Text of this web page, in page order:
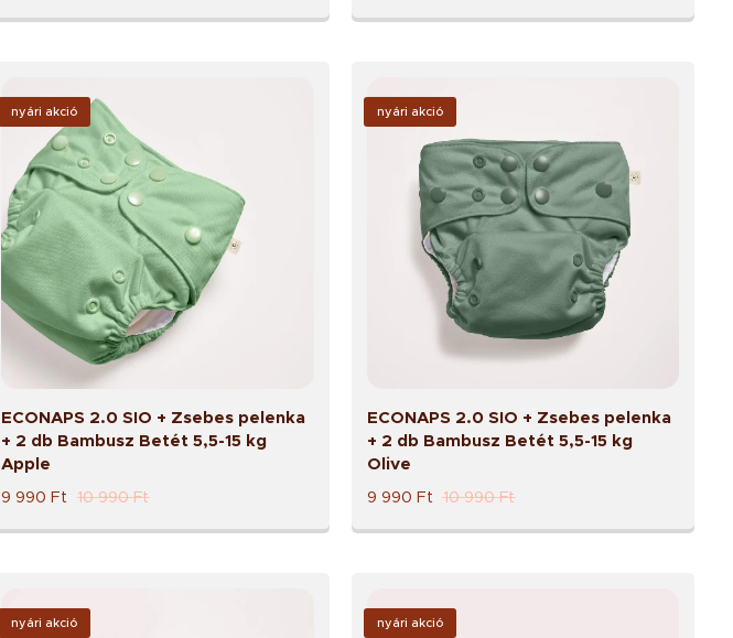
ECONAPS 2.0 SIO + Zsebes pelenka
+ 2 db Bambusz Betét 5,5-15 kg
Apple
nyári akció
9 990 Ft 10 990Ft
ECONAPS 2.0 SIO + Zsebes pelenka
+ 2 db Bambusz Betét 5,5-15 kg
Olive
nyári akció
9 990 Ft 10 990Ft
nyári akció nyári akció